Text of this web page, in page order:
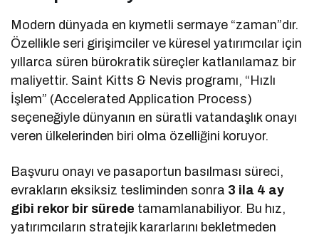
Modern dünyada en kıymetli sermaye “zaman”dır.
Özellikle seri girişimciler ve küresel yatırımcılar için
yıllarca süren bürokratik süreçler katlanılamaz bir
maliyettir. Saint Kitts & Nevis programı, “Hızlı
İşlem” (Accelerated Application Process)
seçeneğiyle dünyanın en süratli vatandaşlık onayı
veren ülkelerinden biri olma özelliğini koruyor.
Başvuru onayı ve pasaportun basılması süreci,
evrakların eksiksiz tesliminden sonra 3 ila 4 ay
gibi rekor bir sürede tamamlanabiliyor. Bu hız,
yatırımcıların stratejik kararlarını bekletmeden